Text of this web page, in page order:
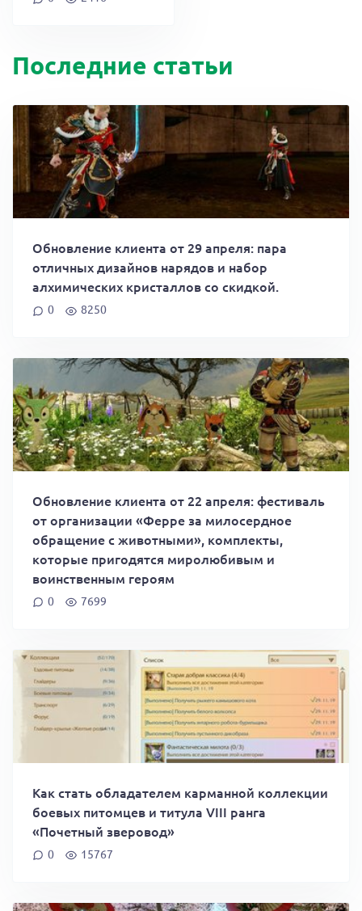
Последние статьи
Обновление клиента от 29 апреля: пара
отличных дизайнов нарядов и набор
алхимических кристаллов со скидкой.
0 8250
Обновление клиента от 22 апреля: фестиваль
от организации «Ферре за милосердное
обращение с животными», комплекты,
которые пригодятся миролюбивым и
воинственным героям
0 7699
Как стать обладателем карманной коллекции
боевых питомцев и титула VIII ранга
«Почетный зверовод»
0 15767